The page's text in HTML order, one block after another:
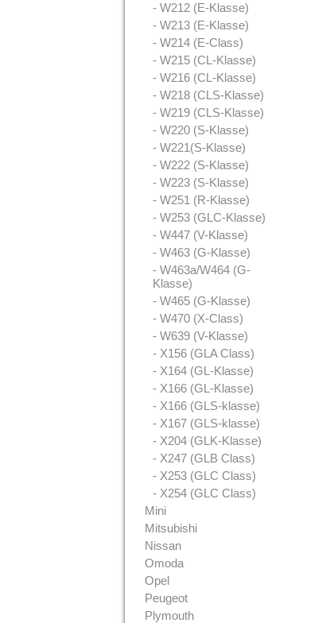
- W212 (E-Klasse)
- W213 (E-Klasse)
- W214 (E-Class)
- W215 (CL-Klasse)
- W216 (CL-Klasse)
- W218 (CLS-Klasse)
- W219 (CLS-Klasse)
- W220 (S-Klasse)
- W221(S-Klasse)
- W222 (S-Klasse)
- W223 (S-Klasse)
- W251 (R-Klasse)
- W253 (GLC-Klasse)
- W447 (V-Klasse)
- W463 (G-Klasse)
- W463a/W464 (G-
Klasse)
- W465 (G-Klasse)
- W470 (X-Class)
- W639 (V-Klasse)
- X156 (GLA Class)
- X164 (GL-Klasse)
- X166 (GL-Klasse)
- X166 (GLS-klasse)
- X167 (GLS-klasse)
- X204 (GLK-Klasse)
- X247 (GLB Class)
- X253 (GLC Class)
- X254 (GLC Class)
Mini
Mitsubishi
Nissan
Omoda
Opel
Peugeot
Plymouth